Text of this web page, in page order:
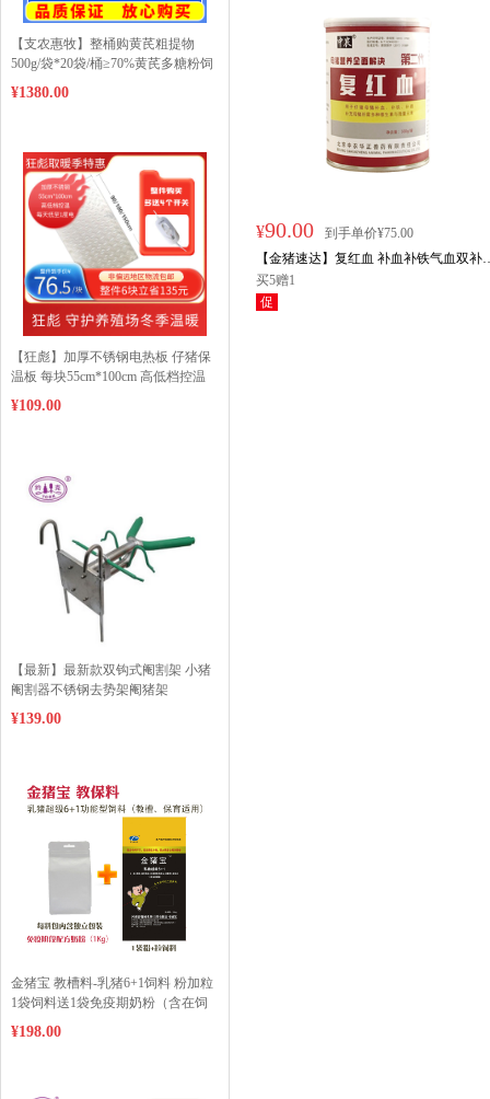
¥90.00
到手单价¥75.00
【金猪速达】复红血 补血补铁气血双补
母猪营养 可饮水可拌料
买5赠1
促
【支农惠牧】整桶购黄芪粗提物
500g/袋*20袋/桶≥70%黄芪多糖粉饲
料添加剂僵猪
¥1380.00
【狂彪】加厚不锈钢电热板 仔猪保
温板 每块55cm*100cm 高低档控温
35-65℃ 低至每天1度电 整件6块发货
¥109.00
【最新】最新款双钩式阉割架 小猪
阉割器不锈钢去势架阉猪架
¥139.00
金猪宝 教槽料-乳猪6+1饲料 粉加粒
1袋饲料送1袋免疫期奶粉（含在饲
料大包装内）（云南、新疆、青
¥198.00